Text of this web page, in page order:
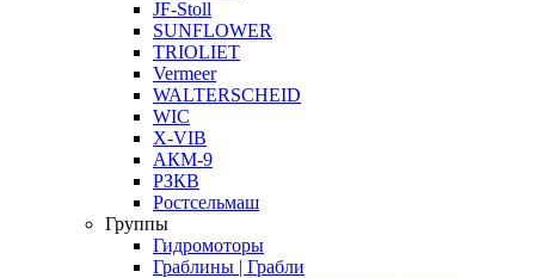
JF-Stoll
SUNFLOWER
TRIOLIET
Vermeer
WALTERSCHEID
WIC
X-VIB
АКМ-9
РЗКВ
Ростсельмаш
Группы
Гидромоторы
Граблины | Грабли